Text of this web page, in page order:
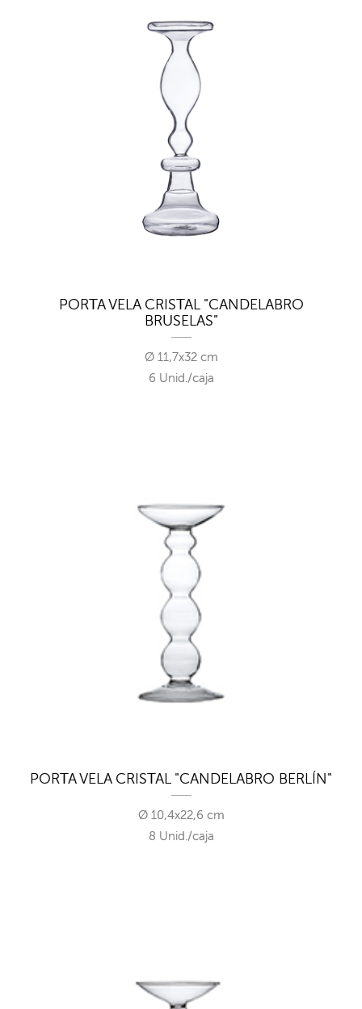
PORTA VELA CRISTAL "CANDELABRO
BRUSELAS"
Ø 11,7x32 cm
6 Unid./caja
PORTA VELA CRISTAL "CANDELABRO BERLÍN"
Ø 10,4x22,6 cm
8 Unid./caja